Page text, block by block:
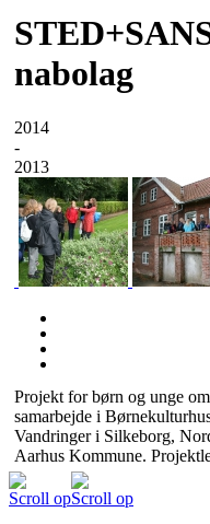
nabolag
2014
-
2013
Projekt for børn og unge
samarbejde i
Vandringer i Silkeborg,
Aarhus Kommune.
Scroll opScroll op